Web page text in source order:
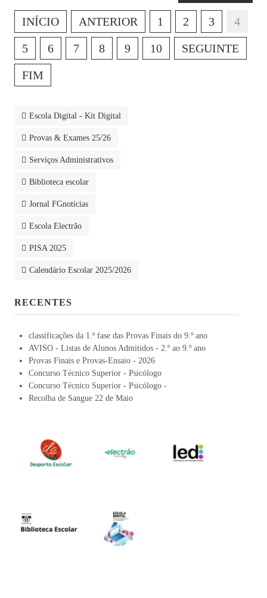
INÍCIO ANTERIOR 1 2 3 4
5 6 7 8 9 10 SEGUINTE
FIM
Escola Digital - Kit Digital
Provas & Exames 25/26
Serviços Administrativos
Biblioteca escolar
Jornal FGnotícias
Escola Electrão
PISA 2025
Calendário Escolar 2025/2026
RECENTES
classificações da 1.ª fase das Provas Finais do 9.º ano
AVISO - Listas de Alunos Admitidos - 2.º ao 9.º ano
Provas Finais e Provas-Ensaio - 2026
Concurso Técnico Superior - Psicólogo
Concurso Técnico Superior - Psicólogo -
Recolha de Sangue 22 de Maio